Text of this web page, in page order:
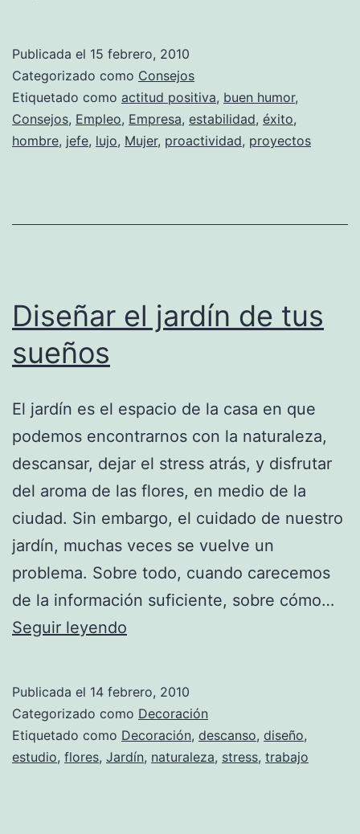
indispensable
en
tu
empleo
Publicada el 15 febrero, 2010
Categorizado como Consejos
Etiquetado como actitud positiva, buen humor,
Consejos, Empleo, Empresa, estabilidad, éxito,
hombre, jefe, lujo, Mujer, proactividad, proyectos
Diseñar el jardín de tus
sueños
El jardín es el espacio de la casa en que
podemos encontrarnos con la naturaleza,
descansar, dejar el stress atrás, y disfrutar
del aroma de las flores, en medio de la
ciudad. Sin embargo, el cuidado de nuestro
jardín, muchas veces se vuelve un
problema. Sobre todo, cuando carecemos
de la información suficiente, sobre cómo…
Seguir leyendo
de
tus
sueños
Publicada el 14 febrero, 2010
Categorizado como Decoración
Etiquetado como Decoración, descanso, diseño,
estudio, flores, Jardín, naturaleza, stress, trabajo